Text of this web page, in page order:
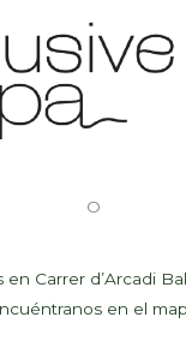
O
en Carrer d’Arcadi
en el